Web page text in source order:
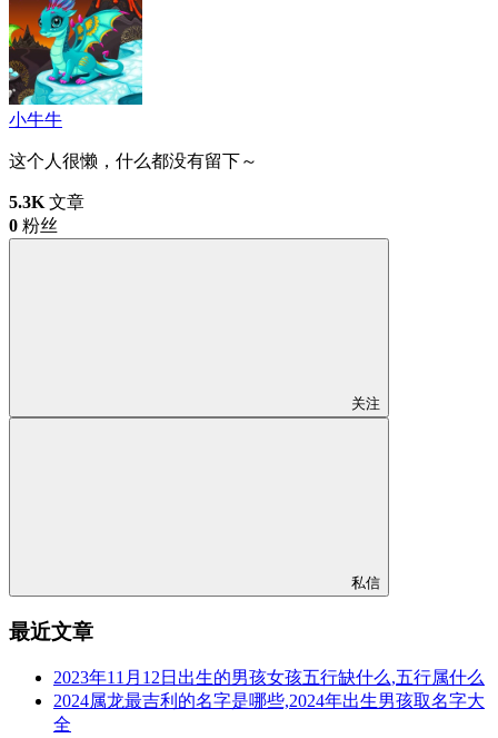
小牛牛
这个人很懒，什么都没有留下～
5.3K 文章
0 粉丝
关注
私信
最近文章
2023年11月12日出生的男孩女孩五行缺什么,五行属什么
2024属龙最吉利的名字是哪些,2024年出生男孩取名字大
全